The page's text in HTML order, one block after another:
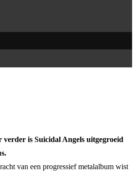
is Suicidal Angels uitgegroeid
van een progressief metalalbum wist